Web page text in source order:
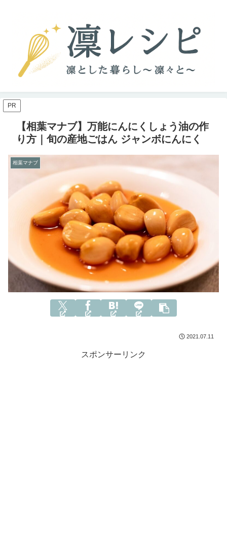
PR
【相葉マナブ】万能にんにくしょう油の作
り方｜旬の産地ごはん ジャンボにんにく
相葉マナブ
2021.07.11
スポンサーリンク